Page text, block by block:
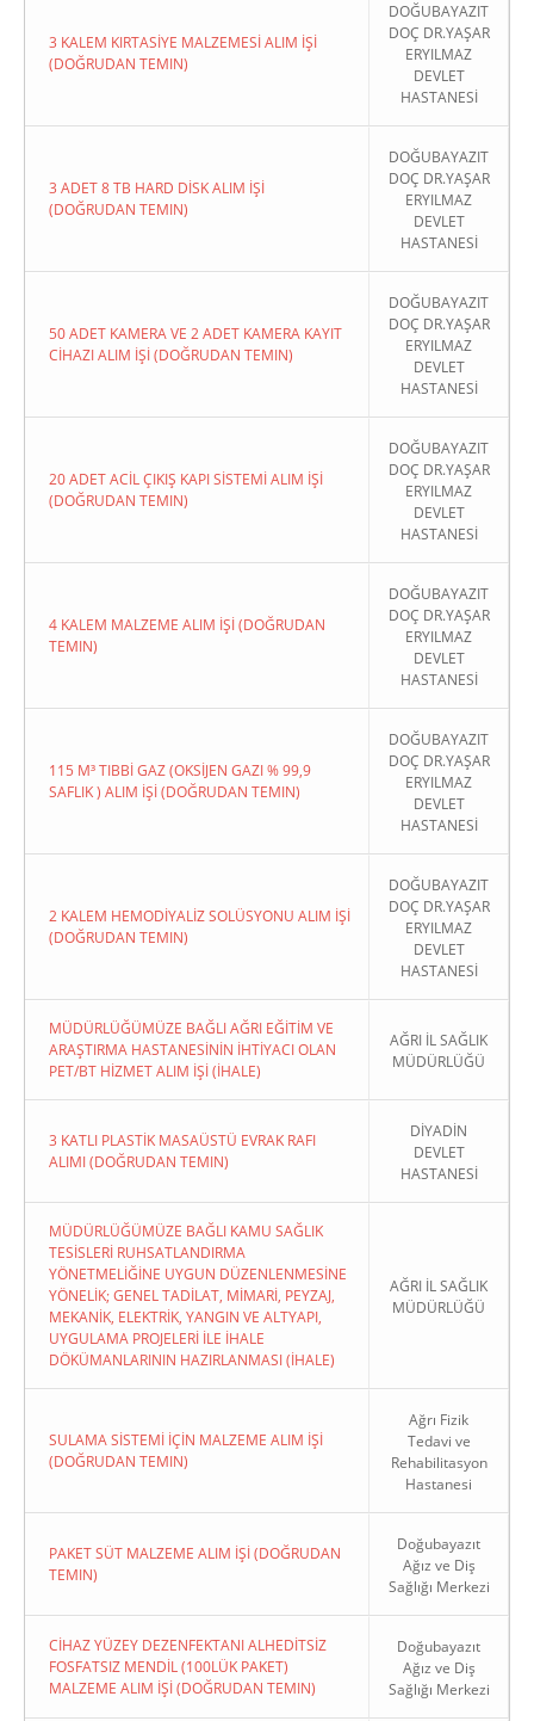
3 KALEM KIRTASİYE MALZEMESİ ALIM İŞİ
(DOĞRUDAN TEMIN)
DOĞUBAYAZIT
DOÇ DR.YAŞAR
ERYILMAZ
DEVLET
HASTANESİ
3 ADET 8 TB HARD DİSK ALIM İŞİ
(DOĞRUDAN TEMIN)
DOĞUBAYAZIT
DOÇ DR.YAŞAR
ERYILMAZ
DEVLET
HASTANESİ
50 ADET KAMERA VE 2 ADET KAMERA KAYIT
CİHAZI ALIM İŞİ (DOĞRUDAN TEMIN)
DOĞUBAYAZIT
DOÇ DR.YAŞAR
ERYILMAZ
DEVLET
HASTANESİ
20 ADET ACİL ÇIKIŞ KAPI SİSTEMİ ALIM İŞİ
(DOĞRUDAN TEMIN)
DOĞUBAYAZIT
DOÇ DR.YAŞAR
ERYILMAZ
DEVLET
HASTANESİ
4 KALEM MALZEME ALIM İŞİ (DOĞRUDAN
TEMIN)
DOĞUBAYAZIT
DOÇ DR.YAŞAR
ERYILMAZ
DEVLET
HASTANESİ
115 M³ TIBBİ GAZ (OKSİJEN GAZI % 99,9
SAFLIK ) ALIM İŞİ (DOĞRUDAN TEMIN)
DOĞUBAYAZIT
DOÇ DR.YAŞAR
ERYILMAZ
DEVLET
HASTANESİ
2 KALEM HEMODİYALİZ SOLÜSYONU ALIM İŞİ
(DOĞRUDAN TEMIN)
DOĞUBAYAZIT
DOÇ DR.YAŞAR
ERYILMAZ
DEVLET
HASTANESİ
MÜDÜRLÜĞÜMÜZE BAĞLI AĞRI EĞİTİM VE
ARAŞTIRMA HASTANESİNİN İHTİYACI OLAN
PET/BT HİZMET ALIM İŞİ (İHALE)
AĞRI İL SAĞLIK
MÜDÜRLÜĞÜ
3 KATLI PLASTİK MASAÜSTÜ EVRAK RAFI
ALIMI (DOĞRUDAN TEMIN)
DİYADİN
DEVLET
HASTANESİ
MÜDÜRLÜĞÜMÜZE BAĞLI KAMU SAĞLIK
TESİSLERİ RUHSATLANDIRMA
YÖNETMELİĞİNE UYGUN DÜZENLENMESİNE
YÖNELİK; GENEL TADİLAT, MİMARİ, PEYZAJ,
MEKANİK, ELEKTRİK, YANGIN VE ALTYAPI,
UYGULAMA PROJELERİ İLE İHALE
DÖKÜMANLARININ HAZIRLANMASI (İHALE)
AĞRI İL SAĞLIK
MÜDÜRLÜĞÜ
SULAMA SİSTEMİ İÇİN MALZEME ALIM İŞİ
(DOĞRUDAN TEMIN)
Ağrı Fizik
Tedavi ve
Rehabilitasyon
Hastanesi
PAKET SÜT MALZEME ALIM İŞİ (DOĞRUDAN
TEMIN)
Doğubayazıt
Ağız ve Diş
Sağlığı Merkezi
CİHAZ YÜZEY DEZENFEKTANI ALHEDİTSİZ
FOSFATSIZ MENDİL (100LÜK PAKET)
MALZEME ALIM İŞİ (DOĞRUDAN TEMIN)
Doğubayazıt
Ağız ve Diş
Sağlığı Merkezi